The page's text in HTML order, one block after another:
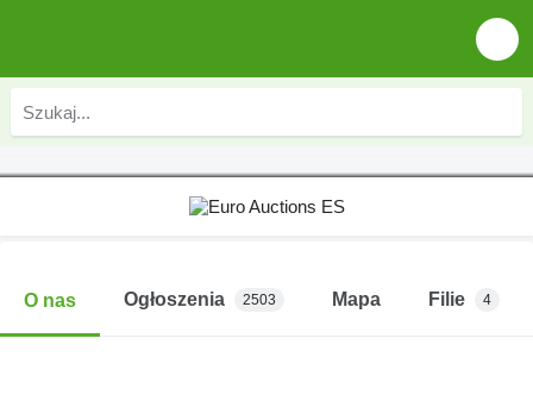
O nas Ogłoszenia 2503 Mapa Filie 4